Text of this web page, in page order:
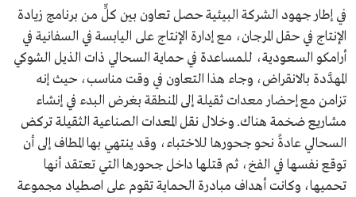
في إطار جهود الشركة البيئية حصل تعاون بين كلٍّ من برنامج زيادة
الإنتاج في حقل المرجان، مع إدارة الإنتاج على اليابسة في السفانية في
أرامكو السعودية، للمساعدة في حماية السحالي ذات الذيل الشوكي
المهدَّدة بالانقراض، وجاء هذا التعاون في وقت مناسب، حيث إنه
تزامن مع إحضار معدات ثقيلة إلى المنطقة بغرض البدء في إنشاء
مشاريع ضخمة هناك. وخلال نقل المعدات الصناعية الثقيلة تركض
السحالي عادةً نحو جحورها للاختباء، وقد ينتهي بها المطاف إلى أن
توقع نفسها في الفخ، ثم قتلها داخل جحورها التي تعتقد أنها
تحميها، وكانت أهداف مبادرة الحماية تقوم على اصطياد مجموعة